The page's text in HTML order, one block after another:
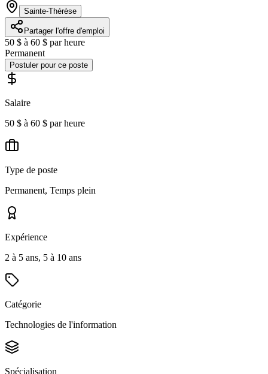
Sainte-Thérèse
Partager l'offre d'emploi
50 $ à 60 $ par heure
Permanent
Postuler pour ce poste
Salaire
50 $ à 60 $ par heure
Type de poste
Permanent, Temps plein
Expérience
2 à 5 ans, 5 à 10 ans
Catégorie
Technologies de l'information
Spécialisation